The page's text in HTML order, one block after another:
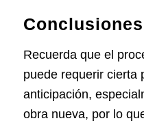
Conclusiones
Recuerda que el
puede requerir cierta
anticipación,
obra nueva, por lo